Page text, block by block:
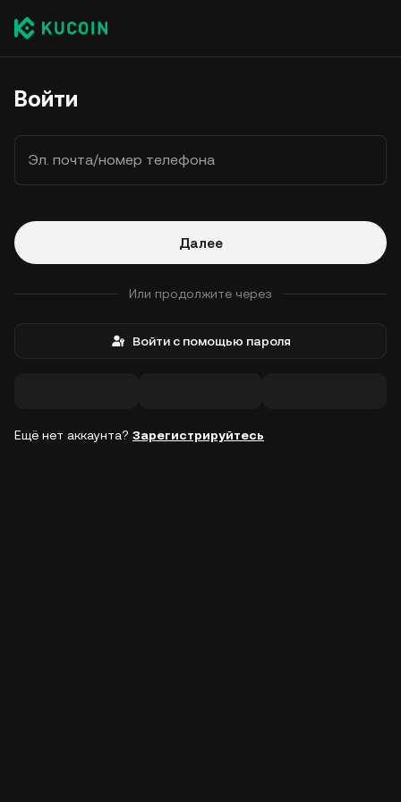
Войти
Эл. почта/номер телефона
Далее
Или продолжите через
Войти с помощью пароля
Ещё нет аккаунта? Зарегистрируйтесь